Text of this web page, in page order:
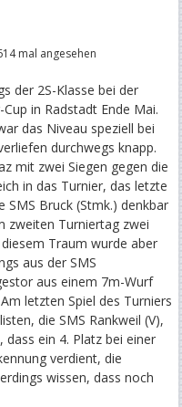
mal angesehen
der 2S-Klasse bei der
in Radstadt Ende Mai.
das Niveau speziell bei
durchwegs knapp.
mit zwei Siegen gegen die
in das Turnier, das letzte
SMS Bruck (Stmk.) denkbar
zweiten Turniertag zwei
Traum wurde aber
aus der SMS
aus einem 7m-Wurf
letzten Spiel des Turniers
die SMS Rankweil (V),
ein 4. Platz bei einer
verdient, die
wissen, dass noch